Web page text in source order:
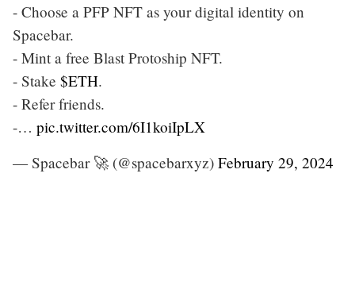
- Choose a PFP NFT as your digital identity on
Spacebar.
- Mint a free Blast Protoship NFT.
- Stake $ETH.
- Refer friends.
-… pic.twitter.com/6I1koiIpLX
— Spacebar 🚀 (@spacebarxyz) February 29, 2024